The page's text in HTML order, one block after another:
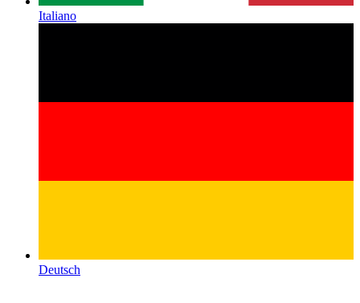
Italiano
Deutsch